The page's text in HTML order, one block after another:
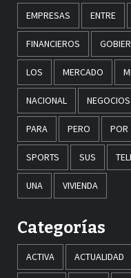
EMPRESAS ENTRE
FINANCIEROS
LOS MERCADO
NACIONAL NEGOCIOS
PARA PERO POR
SPORTS SUS
UNA VIVIENDA
Categorías
ACTIVA ACTUALIDAD